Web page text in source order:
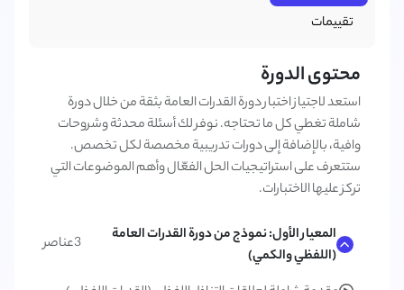
تقييمات
محتوى الدورة
استعد لاجتياز اختبار دورة القدرات العامة بثقة من خلال دورة
شاملة تغطي كل ما تحتاجه. نوفر لك أسئلة محدثة وشروحات
وافية، بالإضافة إلى دورات تدريبية مخصصة لكل تخصص.
ستتعرف على استراتيجيات الحل الفعّال وأهم الموضوعات التي
تركز عليها الاختبارات.
المعيار الأول: نموذج من دورة القدرات العامة
(اللفظي والكمي)
3عناصر